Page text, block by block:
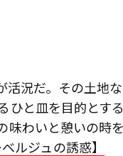
況だ。その土地
ひと皿を目的とす
わいと憩いの時
ベルジュの誘惑】